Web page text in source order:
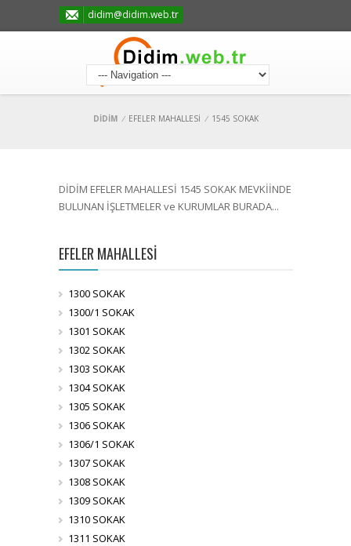
didim@didim.web.tr
DİDİM / EFELER MAHALLESİ / 1545 SOKAK
DİDİM EFELER MAHALLESİ 1545 SOKAK MEVKİİNDE
BULUNAN İŞLETMELER ve KURUMLAR BURADA...
EFELER MAHALLESİ
1300 SOKAK
1300/1 SOKAK
1301 SOKAK
1302 SOKAK
1303 SOKAK
1304 SOKAK
1305 SOKAK
1306 SOKAK
1306/1 SOKAK
1307 SOKAK
1308 SOKAK
1309 SOKAK
1310 SOKAK
1311 SOKAK